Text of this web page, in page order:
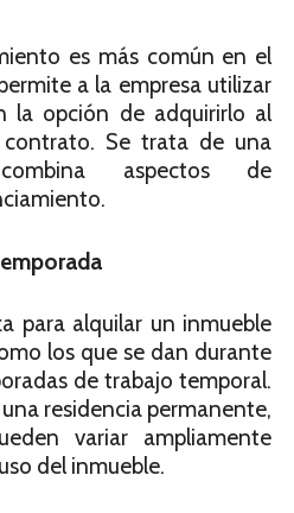
es más común en el
a la empresa utilizar
la opción de adquirirlo al
Se trata de una
aspectos de
para alquilar un inmueble
los que se dan durante
de trabajo temporal.
residencia permanente,
variar ampliamente
del inmueble.